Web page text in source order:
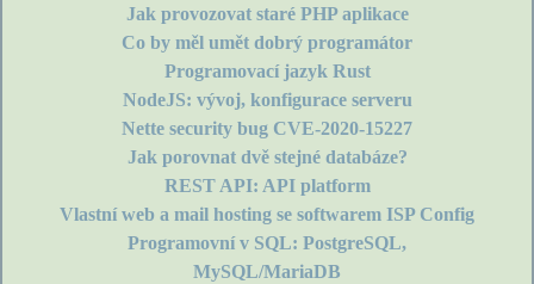
Jak provozovat staré PHP aplikace
Co by měl umět dobrý programátor
Programovací jazyk Rust
NodeJS: vývoj, konfigurace serveru
Nette security bug CVE-2020-15227
Jak porovnat dvě stejné databáze?
REST API: API platform
Vlastní web a mail hosting se softwarem ISP Config
Programovní v SQL: PostgreSQL,
MySQL/MariaDB